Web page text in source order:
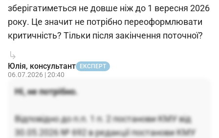
зберігатиметься не довше ніж до 1 вересня 2026
року. Це значит не потрібно переоформлювати
критичність? Тільки після закінчення поточної?
Юлія, консультант ЕКСПЕРТ
06.07.2026 | 20:40
Ні, не потрібно.
Відповідно до п.п. 1 п. 2 постанови КМУ від
30.05.2026 № 692 в редакції постанови КМУ